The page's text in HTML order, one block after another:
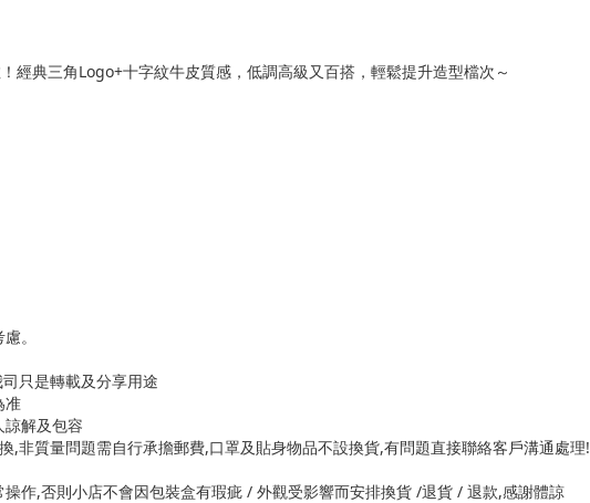
經典三角Logo+十字紋牛皮質感，低調高級又百搭，輕鬆提升造型檔次～
。
只是轉載及分享用途
准
解及包容
非質量問題需自行承擔郵費,口罩及貼身物品不設換貨,有問題直接聯絡客戶溝通處理!
作,否則小店不會因包裝盒有瑕疵 / 外觀受影響而安排換貨 /退貨 / 退款,感謝體諒